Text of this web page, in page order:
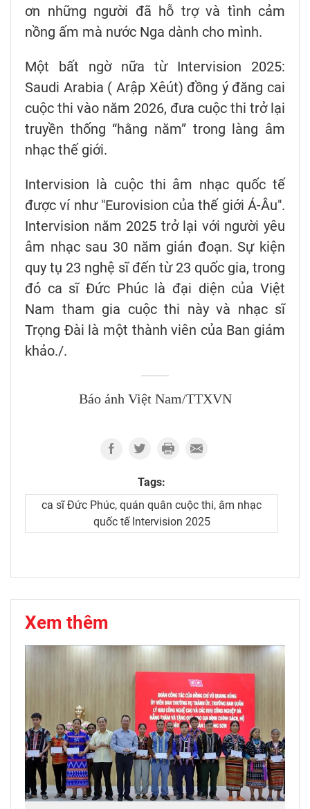
ơn những người đã hỗ trợ và tình cảm
nồng ấm mà nước Nga dành cho mình.
Một bất ngờ nữa từ Intervision 2025:
Saudi Arabia ( Arập Xêút) đồng ý đăng cai
cuộc thi vào năm 2026, đưa cuộc thi trở lại
truyền thống “hằng năm” trong làng âm
nhạc thế giới.
Intervision là cuộc thi âm nhạc quốc tế
được ví như "Eurovision của thế giới Á-Âu".
Intervision năm 2025 trở lại với người yêu
âm nhạc sau 30 năm gián đoạn. Sự kiện
quy tụ 23 nghệ sĩ đến từ 23 quốc gia, trong
đó ca sĩ Đức Phúc là đại diện của Việt
Nam tham gia cuộc thi này và nhạc sĩ
Trọng Đài là một thành viên của Ban giám
khảo./.
Báo ảnh Việt Nam/TTXVN
Tags:
ca sĩ Đức Phúc, quán quân cuộc thi, âm nhạc
quốc tế Intervision 2025
Xem thêm